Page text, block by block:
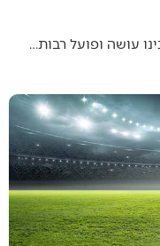
עושה ופועל רבות…